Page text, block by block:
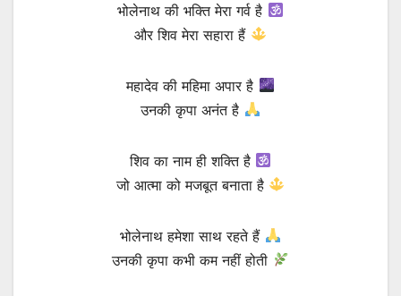
भोलेनाथ की भक्ति मेरा गर्व है
और शिव मेरा सहारा हैं
महादेव की महिमा अपार है
उनकी कृपा अनंत है
शिव का नाम ही शक्ति है
जो आत्मा को मजबूत बनाता है
भोलेनाथ हमेशा साथ रहते हैं
उनकी कृपा कभी कम नहीं होती